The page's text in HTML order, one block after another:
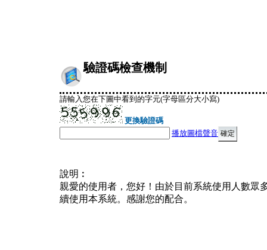
驗證碼檢查機制
請輸入您在下圖中看到的字元(字母區分大小寫)
更換驗證碼
播放圖檔聲音
說明︰
親愛的使用者，您好！由於目前系統使用人數眾
續使用本系統。感謝您的配合。